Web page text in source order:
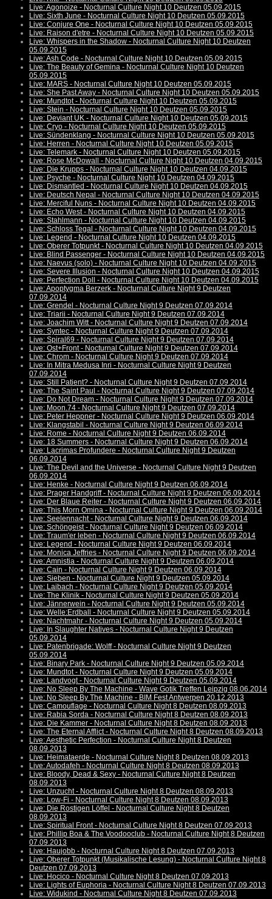
Live: Agonoize - Nocturnal Culture Night 10 Deutzen 05.09.2015
Live: Sixth June - Nocturnal Culture Night 10 Deutzen 05.09.2015
Live: Conjure One - Nocturnal Culture Night 10 Deutzen 05.09.2015
Live: Raison d'etre - Nocturnal Culture Night 10 Deutzen 05.09.2015
Live: Whispers in the Shadow - Nocturnal Culture Night 10 Deutzen
05.09.2015
Live: Ash Code - Nocturnal Culture Night 10 Deutzen 05.09.2015
Live: The Beauty of Gemina - Nocturnal Culture Night 10 Deutzen
05.09.2015
Live: MARS - Nocturnal Culture Night 10 Deutzen 05.09.2015
Live: She Past Away - Nocturnal Culture Night 10 Deutzen 05.09.2015
Live: Mundtot - Nocturnal Culture Night 10 Deutzen 05.09.2015
Live: Stein - Nocturnal Culture Night 10 Deutzen 05.09.2015
Live: Deviant UK - Nocturnal Culture Night 10 Deutzen 05.09.2015
Live: Cryo - Nocturnal Culture Night 10 Deutzen 05.09.2015
Live: Sündenklang - Nocturnal Culture Night 10 Deutzen 05.09.2015
Live: Herren - Nocturnal Culture Night 10 Deutzen 05.09.2015
Live: Telemark - Nocturnal Culture Night 10 Deutzen 05.09.2015
Live: Rose McDowall - Nocturnal Culture Night 10 Deutzen 04.09.2015
Live: Die Krupps - Nocturnal Culture Night 10 Deutzen 04.09.2015
Live: Psyche - Nocturnal Culture Night 10 Deutzen 04.09.2015
Live: Dismantled - Nocturnal Culture Night 10 Deutzen 04.09.2015
Live: Deutsch Nepal - Nocturnal Culture Night 10 Deutzen 04.09.2015
Live: Merciful Nuns - Nocturnal Culture Night 10 Deutzen 04.09.2015
Live: Echo West - Nocturnal Culture Night 10 Deutzen 04.09.2015
Live: Stahlmann - Nocturnal Culture Night 10 Deutzen 04.09.2015
Live: Schloss Tegal - Nocturnal Culture Night 10 Deutzen 04.09.2015
Live: Legend - Nocturnal Culture Night 10 Deutzen 04.09.2015
Live: Oberer Totpunkt - Nocturnal Culture Night 10 Deutzen 04.09.2015
Live: Blind Passenger - Nocturnal Culture Night 10 Deutzen 04.09.2015
Live: Naevus (solo) - Nocturnal Culture Night 10 Deutzen 04.09.2015
Live: Severe Illusion - Nocturnal Culture Night 10 Deutzen 04.09.2015
Live: Perfection Doll - Nocturnal Culture Night 10 Deutzen 04.09.2015
Live: Apoptygma Berzerk - Nocturnal Culture Night 9 Deutzen
07.09.2014
Live: Grendel - Nocturnal Culture Night 9 Deutzen 07.09.2014
Live: Triarii - Nocturnal Culture Night 9 Deutzen 07.09.2014
Live: Joachim Witt - Nocturnal Culture Night 9 Deutzen 07.09.2014
Live: Syntec - Nocturnal Culture Night 9 Deutzen 07.09.2014
Live: Spiral69 - Nocturnal Culture Night 9 Deutzen 07.09.2014
Live: Ost+Front - Nocturnal Culture Night 9 Deutzen 07.09.2014
Live: Chrom - Nocturnal Culture Night 9 Deutzen 07.09.2014
Live: In Mitra Medusa Inri - Nocturnal Culture Night 9 Deutzen
07.09.2014
Live: Still Patient? - Nocturnal Culture Night 9 Deutzen 07.09.2014
Live: The Saint Paul - Nocturnal Culture Night 9 Deutzen 07.09.2014
Live: Do Not Dream - Nocturnal Culture Night 9 Deutzen 07.09.2014
Live: Moon.74 - Nocturnal Culture Night 9 Deutzen 07.09.2014
Live: Peter Heppner - Nocturnal Culture Night 9 Deutzen 06.09.2014
Live: Klangstabil - Nocturnal Culture Night 9 Deutzen 06.09.2014
Live: Rome - Nocturnal Culture Night 9 Deutzen 06.09.2014
Live: 18 Summers - Nocturnal Culture Night 9 Deutzen 06.09.2014
Live: Lacrimas Profundere - Nocturnal Culture Night 9 Deutzen
06.09.2014
Live: The Devil and the Universe - Nocturnal Culture Night 9 Deutzen
06.09.2014
Live: Henke - Nocturnal Culture Night 9 Deutzen 06.09.2014
Live: Prager Handgriff - Nocturnal Culture Night 9 Deutzen 06.09.2014
Live: Der Blaue Reiter - Nocturnal Culture Night 9 Deutzen 06.09.2014
Live: This Morn Omina - Nocturnal Culture Night 9 Deutzen 06.09.2014
Live: Seelennacht - Nocturnal Culture Night 9 Deutzen 06.09.2014
Live: Schöngeist - Nocturnal Culture Night 9 Deutzen 06.09.2014
Live: Traum'er leben - Nocturnal Culture Night 9 Deutzen 06.09.2014
Live: Legend - Nocturnal Culture Night 9 Deutzen 06.09.2014
Live: Monica Jeffries - Nocturnal Culture Night 9 Deutzen 06.09.2014
Live: Amnistia - Nocturnal Culture Night 9 Deutzen 06.09.2014
Live: Cain - Nocturnal Culture Night 9 Deutzen 06.09.2014
Live: Sieben - Nocturnal Culture Night 9 Deutzen 05.09.2014
Live: Laibach - Nocturnal Culture Night 9 Deutzen 05.09.2014
Live: The Klinik - Nocturnal Culture Night 9 Deutzen 05.09.2014
Live: Jännerwein - Nocturnal Culture Night 9 Deutzen 05.09.2014
Live: Welle:Erdball - Nocturnal Culture Night 9 Deutzen 05.09.2014
Live: Nachtmahr - Nocturnal Culture Night 9 Deutzen 05.09.2014
Live: In Slaughter Natives - Nocturnal Culture Night 9 Deutzen
05.09.2014
Live: Patenbrigade: Wolff - Nocturnal Culture Night 9 Deutzen
05.09.2014
Live: Binary Park - Nocturnal Culture Night 9 Deutzen 05.09.2014
Live: Mundtot - Nocturnal Culture Night 9 Deutzen 05.09.2014
Live: Landvogt - Nocturnal Culture Night 9 Deutzen 05.09.2014
Live: No Sleep By The Machine - Wave Gotik Treffen Leipzig 08.06.2014
Live: No Sleep By The Machine - BIM Fest Antwerpen 20.12.2013
Live: Camouflage - Nocturnal Culture Night 8 Deutzen 08.09.2013
Live: Rabia Sorda - Nocturnal Culture Night 8 Deutzen 08.09.2013
Live: Die Kammer - Nocturnal Culture Night 8 Deutzen 08.09.2013
Live: The Eternal Afflict - Nocturnal Culture Night 8 Deutzen 08.09.2013
Live: Aesthetic Perfection - Nocturnal Culture Night 8 Deutzen
08.09.2013
Live: Heimataerde - Nocturnal Culture Night 8 Deutzen 08.09.2013
Live: Autodafeh - Nocturnal Culture Night 8 Deutzen 08.09.2013
Live: Bloody, Dead & Sexy - Nocturnal Culture Night 8 Deutzen
08.09.2013
Live: Unzucht - Nocturnal Culture Night 8 Deutzen 08.09.2013
Live: Low-Fi - Nocturnal Culture Night 8 Deutzen 08.09.2013
Live: Die Rostigen Löffel - Nocturnal Culture Night 8 Deutzen
08.09.2013
Live: Spiritual Front - Nocturnal Culture Night 8 Deutzen 07.09.2013
Live: Phillip Boa & The Voodooclub - Nocturnal Culture Night 8 Deutzen
07.09.2013
Live: Haujobb - Nocturnal Culture Night 8 Deutzen 07.09.2013
Live: Oberer Totpunkt (Musikalische Lesung) - Nocturnal Culture Night 8
Deutzen 07.09.2013
Live: Hocico - Nocturnal Culture Night 8 Deutzen 07.09.2013
Live: Lights of Euphoria - Nocturnal Culture Night 8 Deutzen 07.09.2013
Live: Widukind - Nocturnal Culture Night 8 Deutzen 07.09.2013